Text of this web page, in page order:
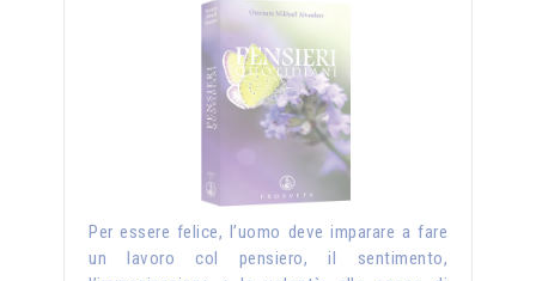
Per essere felice, l’uomo deve imparare a fare
un lavoro col pensiero, il sentimento,